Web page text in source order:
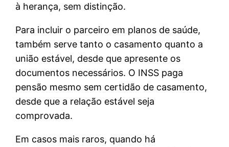
à herança, sem distinção.
Para incluir o parceiro em planos de saúde,
também serve tanto o casamento quanto a
união estável, desde que apresente os
documentos necessários. O INSS paga
pensão mesmo sem certidão de casamento,
desde que a relação estável seja
comprovada.
Em casos mais raros, quando há